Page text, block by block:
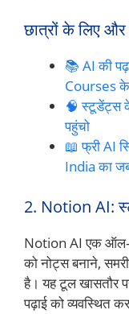
छात्रों के लिए
📚 AI की
Courses
🧠 स्टूडेंट्स
पहुंचो
📖 फ्री AI
India का
2. Notion AI:
Notion AI एक ऑल-
को नोट्स बनाने,
है। यह टूल खासतौर
पढ़ाई को व्यवस्थित